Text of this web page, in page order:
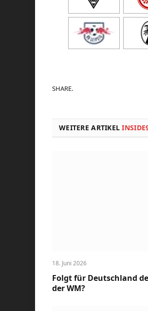
SHARE.
WEITERE ARTIKEL
18. Juni 2026
Folgt für Deutschland
der WM?